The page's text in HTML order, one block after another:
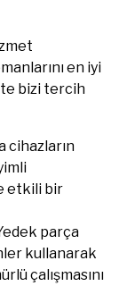
en iyi
bizi tercih
cihazların
etkili bir
parça
kullanarak
çalışmasını